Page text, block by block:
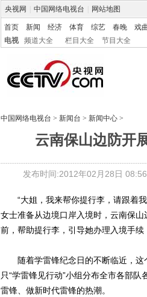
央视网 中国网络电视台 网站地图
首页 新闻 经济 体育 综艺 春晚 戏
电视
频道大全 栏目大全 节目大全
中国网络电视台 > 新闻台 > 新闻中心 >
云南保山边防开
发布时间:2012年02月28日
“大姐，我来帮你提行李，请跟着我
女士准备从边境口岸入境时，云南保
前，帮助提行李，引导她办理入境手续
随着学雷锋纪念日的不断临近，这
只“学雷锋见行动”小组分布全市各部
雷锋、做新时代雷锋的热潮。